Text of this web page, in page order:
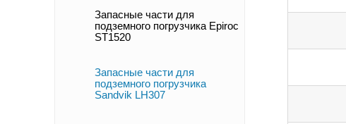
Запасные части для
подземного погрузчика Epiroc
ST1520
Запасные части для
подземного погрузчика
Sandvik LH307